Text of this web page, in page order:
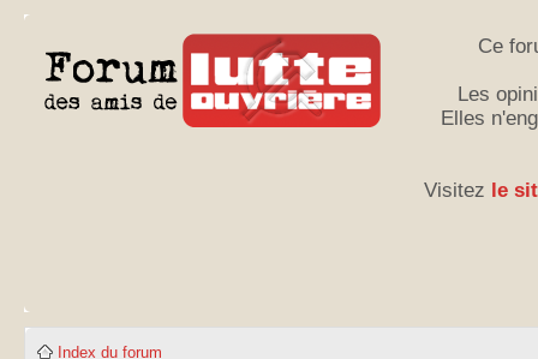
Ce
Les
Elles
Visitez le
Index du forum